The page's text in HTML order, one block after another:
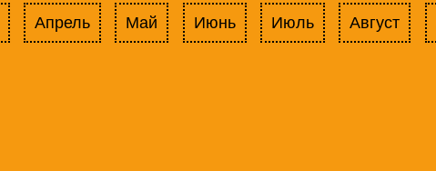
Апрель Май Июнь Июль Август